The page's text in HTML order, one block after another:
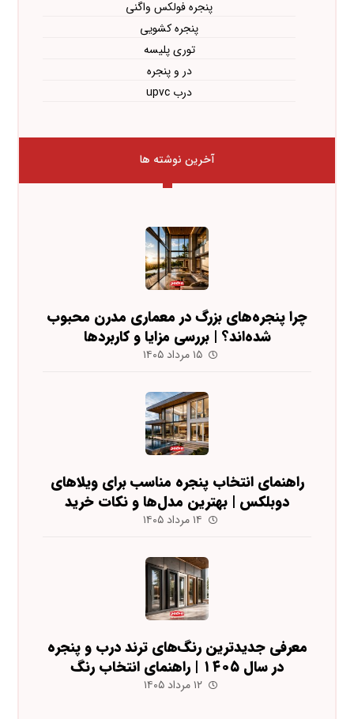
پنجره فولکس واگنی
پنجره کشویی
توری پلیسه
در و پنجره
درب upvc
آخرین نوشته ها
چرا پنجره‌های بزرگ در معماری مدرن محبوب
شده‌اند؟ | بررسی مزایا و کاربردها
۱۵ مرداد ۱۴۰۵
راهنمای انتخاب پنجره مناسب برای ویلاهای
دوبلکس | بهترین مدل‌ها و نکات خرید
۱۴ مرداد ۱۴۰۵
معرفی جدیدترین رنگ‌های ترند درب و پنجره
در سال ۱۴۰۵ | راهنمای انتخاب رنگ
۱۲ مرداد ۱۴۰۵